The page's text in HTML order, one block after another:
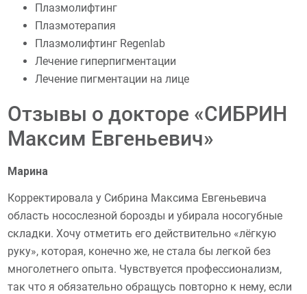
Плазмолифтинг
Плазмотерапия
Плазмолифтинг Regenlab
Лечение гиперпигментации
Лечение пигментации на лице
Отзывы о докторе «СИБРИН
Максим Евгеньевич»
Марина
Корректировала у Сибрина Максима Евгеньевича
область носослезной борозды и убирала носогубные
складки. Хочу отметить его действительно «лёгкую
руку», которая, конечно же, не стала бы легкой без
многолетнего опыта. Чувствуется профессионализм,
так что я обязательно обращусь повторно к нему, если